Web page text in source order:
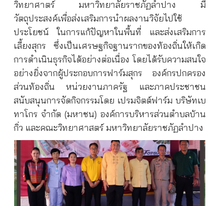
วิทยาศาตร์ มหาวิทยาลัยราชภัฏลำปาง มี
วัตถุประสงค์เพื่อส่งเสริมการนำผลงานวิจัยไปใช้
ประโยชน์ ในการแก้ปัญหาในพื้นที่ และส่งเสริมการ
เลี้ยงสุกร ซึ่งเป็นเศรษฐกิจฐานรากของท้องถิ่นให้เกิด
การดำเนินธุรกิจได้อย่างต่อเนื่อง โดยได้รับความสนใจ
อย่างยิ่งจากผู้ประกอบการฟาร์มสุกร องค์กรปกครอง
ส่วนท้องถิ่น หน่วยงานภาครัฐ และภาคประชาชน
สนับสนุนการจัดกิจกรรมโดย เปรมจิตต์ฟาร์ม บริษัทเบ
ทาโกร จำกัด (มหาชน) องค์การบริหารส่วนตำบลบ้าน
กิ่ว และคณะวิทยาศาสตร์ มหาวิทยาลัยราชภัฏลำปาง